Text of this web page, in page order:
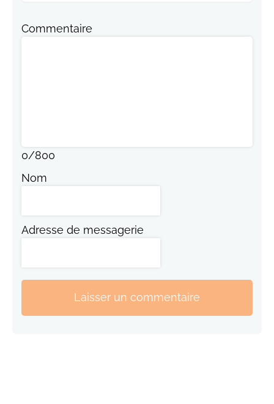
Commentaire
0/800
Nom
Adresse de messagerie
Laisser un commentaire